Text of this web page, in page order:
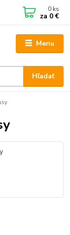
Menu
Hľadať
0 ks
za 0 €